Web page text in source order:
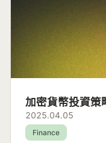
加密貨幣投資策
2025.04.05
Finance